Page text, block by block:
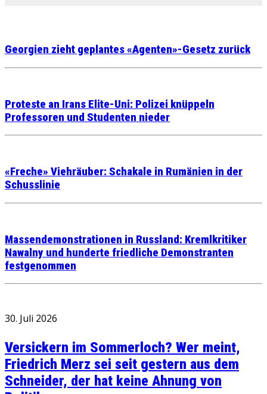
Georgien zieht geplantes «Agenten»-Gesetz zurück
Proteste an Irans Elite-Uni: Polizei knüppeln
Professoren und Studenten nieder
«Freche» Viehräuber: Schakale in Rumänien in der
Schusslinie
Massendemonstrationen in Russland: Kremlkritiker
Nawalny und hunderte friedliche Demonstranten
festgenommen
30. Juli 2026
Versickern im Sommerloch? Wer meint,
Friedrich Merz sei seit gestern aus dem
Schneider, der hat keine Ahnung von